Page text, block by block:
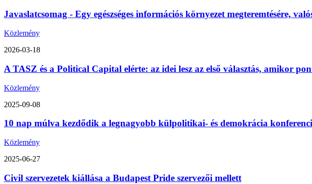
Javaslatcsomag - Egy egészséges információs környezet megteremtésére,
Közlemény
2026-03-18
A TASZ és a Political Capital elérte: az idei lesz az első választás, amikor
Közlemény
2025-09-08
10 nap múlva kezdődik a legnagyobb külpolitikai- és demokrácia
Közlemény
2025-06-27
Civil szervezetek kiállása a Budapest Pride szervezői mellett